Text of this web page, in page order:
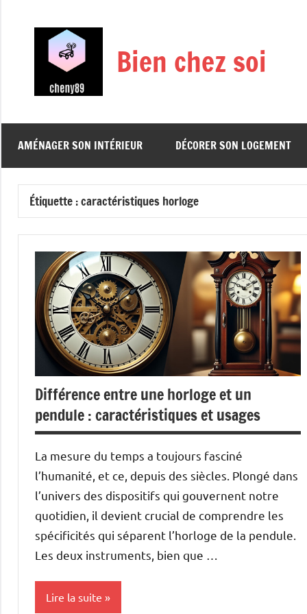
Bien chez soi
AMÉNAGER SON INTÉRIEUR DÉCORER SON LOGEMENT
Étiquette :caractéristiques horloge
Différence entre une horloge et un
pendule : caractéristiques et usages
La mesure du temps a toujours fasciné
l’humanité, et ce, depuis des siècles. Plongé dans
l’univers des dispositifs qui gouvernent notre
quotidien, il devient crucial de comprendre les
spécificités qui séparent l’horloge de la pendule.
Les deux instruments, bien que …
Lire la suite